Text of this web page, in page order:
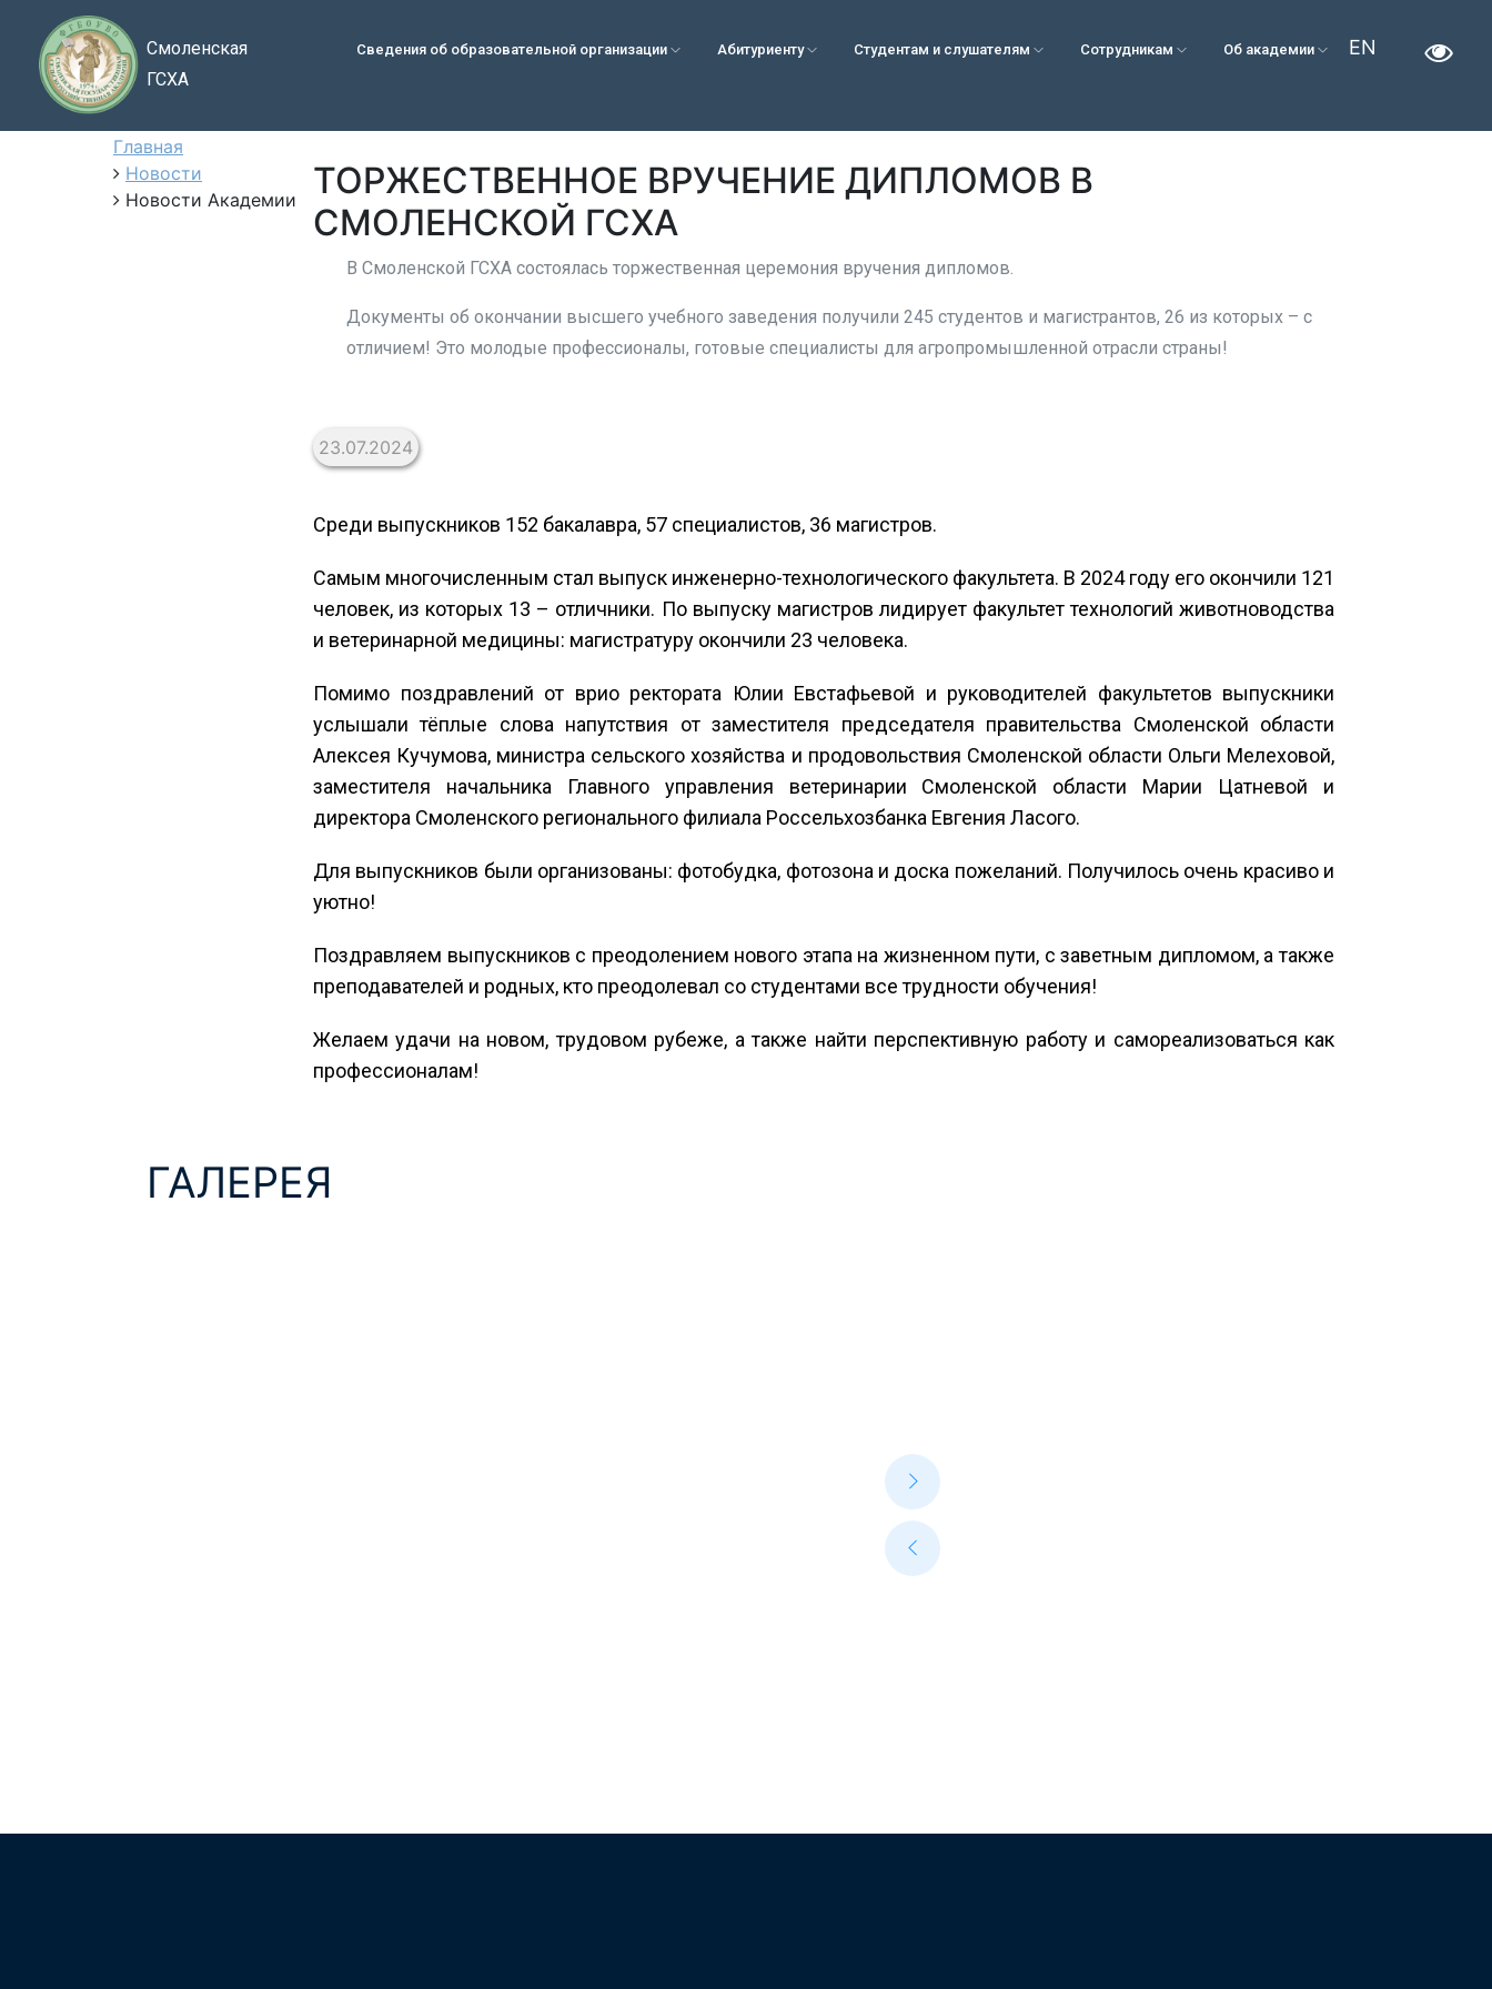
Смоленская
ГСХА
Сведения об образовательной организации Абитуриенту Студентам и слушателям Сотрудникам Об академии EN
Главная
Новости
Новости Академии
ТОРЖЕСТВЕННОЕ ВРУЧЕНИЕ ДИПЛОМОВ В
СМОЛЕНСКОЙ ГСХА
В Смоленской ГСХА состоялась торжественная церемония вручения дипломов.
Документы об окончании высшего учебного заведения получили 245 студентов и магистрантов, 26 из которых – с
отличием! Это молодые профессионалы, готовые специалисты для агропромышленной отрасли страны!
23.07.2024
Среди выпускников 152 бакалавра, 57 специалистов, 36 магистров.
Самым многочисленным стал выпуск инженерно-технологического факультета. В 2024 году его окончили 121
человек, из которых 13 – отличники. По выпуску магистров лидирует факультет технологий животноводства
и ветеринарной медицины: магистратуру окончили 23 человека.
Помимо поздравлений от врио ректората Юлии Евстафьевой и руководителей факультетов выпускники
услышали тёплые слова напутствия от заместителя председателя правительства Смоленской области
Алексея Кучумова, министра сельского хозяйства и продовольствия Смоленской области Ольги Мелеховой,
заместителя начальника Главного управления ветеринарии Смоленской области Марии Цатневой и
директора Смоленского регионального филиала Россельхозбанка Евгения Ласого.
Для выпускников были организованы: фотобудка, фотозона и доска пожеланий. Получилось очень красиво и
уютно!
Поздравляем выпускников с преодолением нового этапа на жизненном пути, с заветным дипломом, а также
преподавателей и родных, кто преодолевал со студентами все трудности обучения!
Желаем удачи на новом, трудовом рубеже, а также найти перспективную работу и самореализоваться как
профессионалам!
ГАЛЕРЕЯ